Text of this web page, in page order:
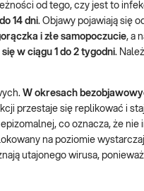
od tego, czy jest to
14 dni. Objawy pojawiają się
i złe samopoczucie, a
się w ciągu 1 do 2 tygodni.
W okresach
przestaje się replikować i
co oznacza, że
na poziomie
utajonego wirusa,